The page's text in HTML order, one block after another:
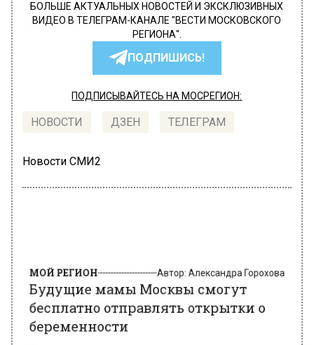
БОЛЬШЕ АКТУАЛЬНЫХ НОВОСТЕЙ И ЭКСКЛЮЗИВНЫХ
ВИДЕО В ТЕЛЕГРАМ-КАНАЛЕ "ВЕСТИ МОСКОВСКОГО
РЕГИОНА".
ПОДПИШИСЬ!
ПОДПИСЫВАЙТЕСЬ НА МОСРЕГИОН:
НОВОСТИ ДЗЕН ТЕЛЕГРАМ
Новости СМИ2
бесплатно отправлять открытки о
беременности